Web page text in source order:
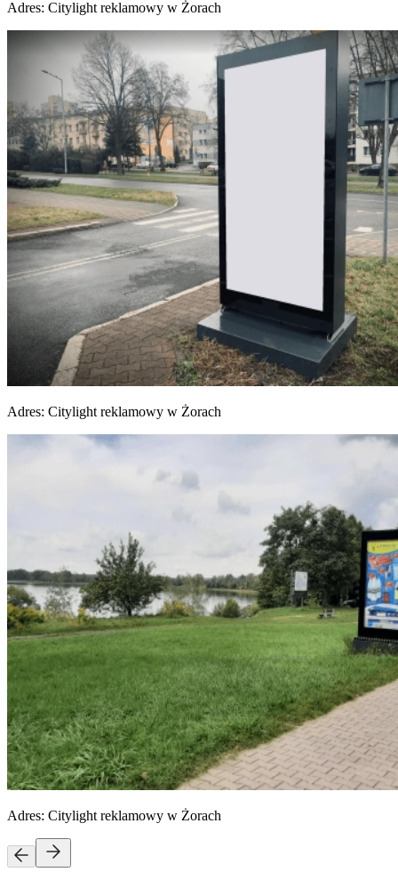
Adres: Citylight reklamowy w Żorach
Adres: Citylight reklamowy w Żorach
Adres: Citylight reklamowy w Żorach